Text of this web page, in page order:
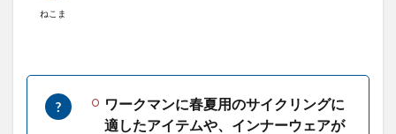
ねこま
ワークマンに春夏用のサイクリングに
適したアイテムや、インナーウェアが